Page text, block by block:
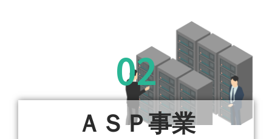
02
ＡＳＰ事業